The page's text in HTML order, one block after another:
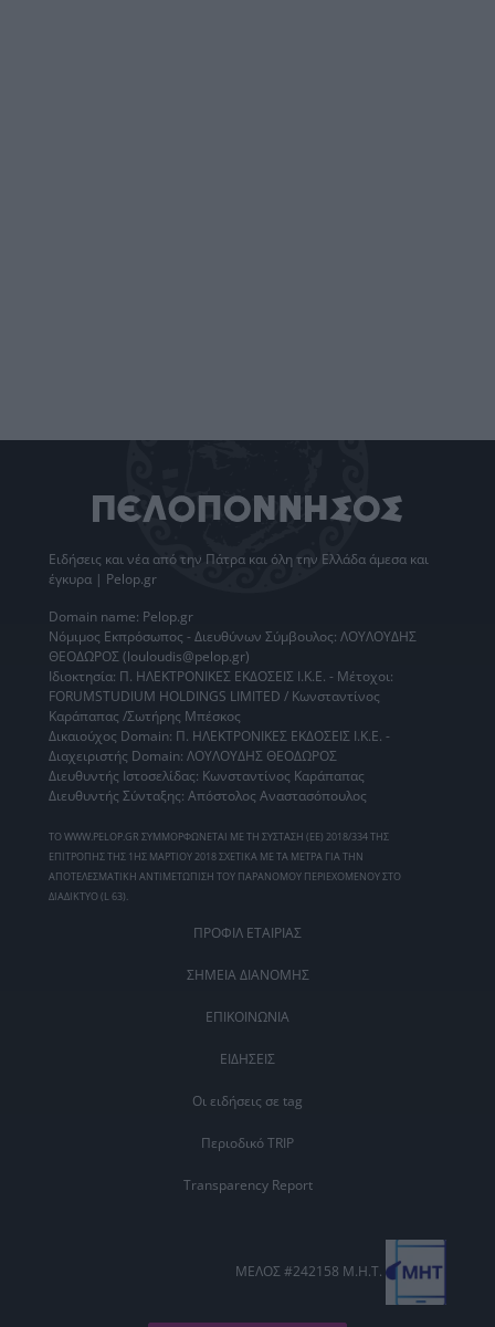
Ειδήσεις και νέα από την Πάτρα και όλη την Ελλάδα άμεσα και
έγκυρα | Pelop.gr
Domain name: Pelop.gr
Νόμιμος Εκπρόσωπος - Διευθύνων Σύμβουλος: ΛΟΥΛΟΥΔΗΣ
ΘΕΟΔΩΡΟΣ (louloudis@pelop.gr)
Ιδιοκτησία: Π. ΗΛΕΚΤΡΟΝΙΚΕΣ ΕΚΔΟΣΕΙΣ Ι.Κ.Ε. - Μέτοχοι:
FORUMSTUDIUM HOLDINGS LIMITED / Κωνσταντίνος
Καράπαπας /Σωτήρης Μπέσκος
Δικαιούχος Domain: Π. ΗΛΕΚΤΡΟΝΙΚΕΣ ΕΚΔΟΣΕΙΣ Ι.Κ.Ε. -
Διαχειριστής Domain: ΛΟΥΛΟΥΔΗΣ ΘΕΟΔΩΡΟΣ
Διευθυντής Ιστοσελίδας: Κωνσταντίνος Καράπαπας
Διευθυντής Σύνταξης: Απόστολος Αναστασόπουλος
ΤΟ WWW.PELOP.GR ΣΥΜΜΟΡΦΩΝΕΤΑΙ ΜΕ ΤΗ ΣΥΣΤΑΣΗ (ΕΕ) 2018/334 ΤΗΣ
ΕΠΙΤΡΟΠΗΣ ΤΗΣ 1ΗΣ ΜΑΡΤΙΟΥ 2018 ΣΧΕΤΙΚΑ ΜΕ ΤΑ ΜΕΤΡΑ ΓΙΑ ΤΗΝ
ΑΠΟΤΕΛΕΣΜΑΤΙΚΗ ΑΝΤΙΜΕΤΩΠΙΣΗ ΤΟΥ ΠΑΡΑΝΟΜΟΥ ΠΕΡΙΕΧΟΜΕΝΟΥ ΣΤΟ
ΔΙΑΔΙΚΤΥΟ (L 63).
ΠΡΟΦΙΛ ΕΤΑΙΡΙΑΣ
ΣΗΜΕΙΑ ΔΙΑΝΟΜΗΣ
ΕΠΙΚΟΙΝΩΝΙΑ
ΕΙΔΗΣΕΙΣ
Οι ειδήσεις σε tag
Περιοδικό TRIP
Transparency Report
ΜΕΛΟΣ #242158 Μ.Η.Τ.